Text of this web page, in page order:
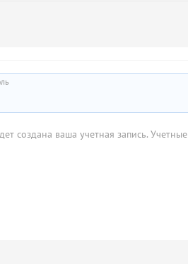
создана ваша учетная запись. Учетные